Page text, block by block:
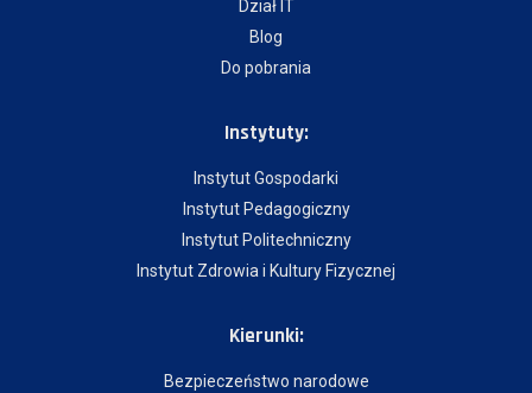
Dział IT
Blog
Do pobrania
Instytuty:
Instytut Gospodarki
Instytut Pedagogiczny
Instytut Politechniczny
Instytut Zdrowia i Kultury Fizycznej
Kierunki:
Bezpieczeństwo narodowe